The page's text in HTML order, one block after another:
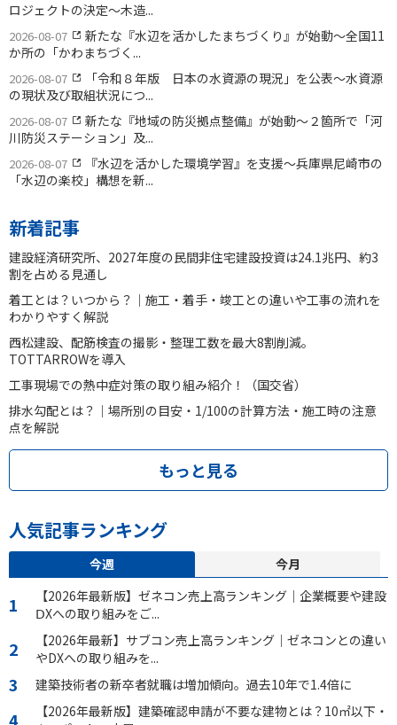
ロジェクトの決定〜木造...
2026-08-07
新たな『水辺を活かしたまちづくり』が始動〜全国11
か所の「かわまちづく...
2026-08-07
「令和８年版 日本の水資源の現況」を公表〜水資源
の現状及び取組状況につ...
2026-08-07
新たな『地域の防災拠点整備』が始動〜２箇所で「河
川防災ステーション」及...
2026-08-07
『水辺を活かした環境学習』を支援〜兵庫県尼崎市の
「水辺の楽校」構想を新...
新着記事
建設経済研究所、2027年度の民間非住宅建設投資は24.1兆円、約3
割を占める見通し
着工とは？いつから？｜施工・着手・竣工との違いや工事の流れを
わかりやすく解説
西松建設、配筋検査の撮影・整理工数を最大8割削減。
TOTTARROWを導入
工事現場での熱中症対策の取り組み紹介！（国交省）
排水勾配とは？｜場所別の目安・1/100の計算方法・施工時の注意
点を解説
もっと見る
人気記事ランキング
今週
今月
【2026年最新版】ゼネコン売上高ランキング｜企業概要や建設
ⅮXへの取り組みをご...
【2026年最新】サブコン売上高ランキング｜ゼネコンとの違い
やDXへの取り組みを...
建築技術者の新卒者就職は増加傾向。過去10年で1.4倍に
【2026年最新版】建築確認申請が不要な建物とは？10㎡以下・